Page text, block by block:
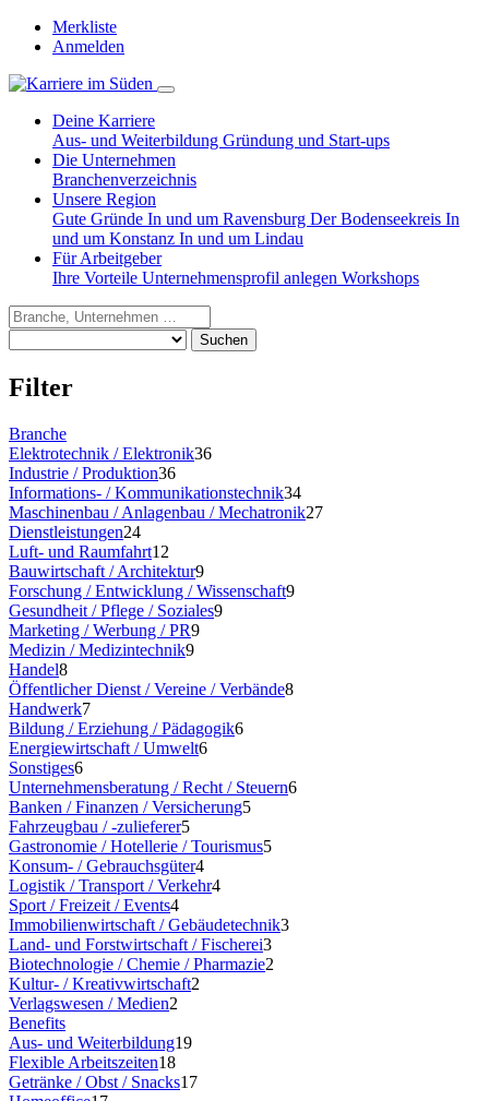
Merkliste
Anmelden
Deine Karriere
Aus- und Weiterbildung Gründung und Start-ups
Die Unternehmen
Branchenverzeichnis
Unsere Region
Gute Gründe In und um Ravensburg Der Bodenseekreis In
und um Konstanz In und um Lindau
Für Arbeitgeber
Ihre Vorteile Unternehmensprofil anlegen Workshops
Suchen
Filter
Branche
Elektrotechnik / Elektronik36
Industrie / Produktion36
Informations- / Kommunikationstechnik34
Maschinenbau / Anlagenbau / Mechatronik27
Dienstleistungen24
Luft- und Raumfahrt12
Bauwirtschaft / Architektur9
Forschung / Entwicklung / Wissenschaft9
Gesundheit / Pflege / Soziales9
Marketing / Werbung / PR9
Medizin / Medizintechnik9
Handel8
Öffentlicher Dienst / Vereine / Verbände8
Handwerk7
Bildung / Erziehung / Pädagogik6
Energiewirtschaft / Umwelt6
Sonstiges6
Unternehmensberatung / Recht / Steuern6
Banken / Finanzen / Versicherung5
Fahrzeugbau / -zulieferer5
Gastronomie / Hotellerie / Tourismus5
Konsum- / Gebrauchsgüter4
Logistik / Transport / Verkehr4
Sport / Freizeit / Events4
Immobilienwirtschaft / Gebäudetechnik3
Land- und Forstwirtschaft / Fischerei3
Biotechnologie / Chemie / Pharmazie2
Kultur- / Kreativwirtschaft2
Verlagswesen / Medien2
Benefits
Aus- und Weiterbildung19
Flexible Arbeitszeiten18
Getränke / Obst / Snacks17